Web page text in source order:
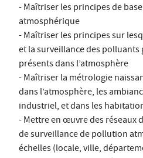
- Maîtriser les principes de
atmosphérique
- Maîtriser les principes sur
et la surveillance des
présents dans l’atmosphère
- Maîtriser la métrologie
dans l’atmosphère, les
industriel, et dans les
- Mettre en œuvre des réseaux
de surveillance de pollution
échelles (locale, ville,